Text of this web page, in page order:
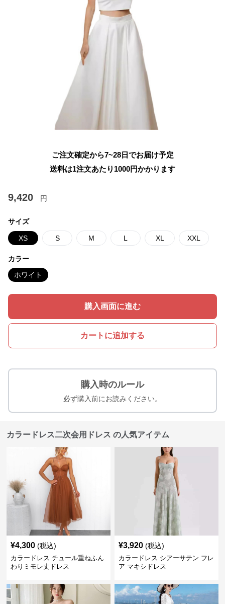
ご注文確定から7~28日でお届け予定
送料は1注文あたり 1000円かかります
9,420 円
サイズ
XS S M L XL XXL
カラー
ホワイト
購入画面に進む
カートに追加する
購入時のルール
必ず購入前にお読みください。
カラードレス二次会用ドレス の人気アイテム
¥4,300 (税込)
カラードレス チュール重ねふん
わりミモレ丈ドレス
¥3,920 (税込)
カラードレス シアーサテン フレ
ア マキシドレス